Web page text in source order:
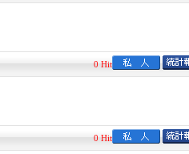
0 Hit
0 Hit